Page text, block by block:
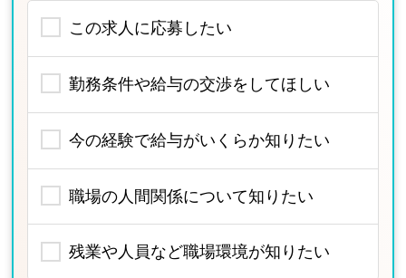
この求人に応募したい
勤務条件や給与の交渉をしてほしい
今の経験で給与がいくらか知りたい
職場の人間関係について知りたい
残業や人員など職場環境が知りたい